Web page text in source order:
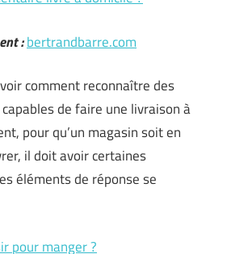
:bertrandbarre.com
comment reconnaître des
de faire une livraison à
pour qu’un magasin soit en
il doit avoir certaines
éléments de réponse se
pour manger ?